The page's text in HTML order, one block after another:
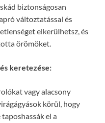
biztonságosan
változtatással és
elkerülhetsz, és
örömöket.
keretezése:
vagy alacsony
körül, hogy
el a